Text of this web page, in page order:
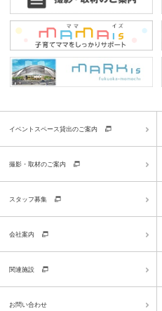
イベントスペース貸出のご案内
撮影・取材のご案内
スタッフ募集
会社案内
関連施設
お問い合わせ